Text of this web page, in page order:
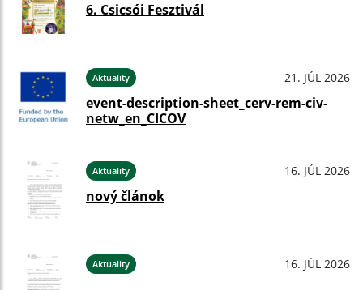
6. Csicsói Fesztivál
Aktuality 21. JÚL 2026
event-description-sheet_cerv-rem-civ-
netw_en_CICOV
Aktuality 16. JÚL 2026
nový článok
Aktuality 16. JÚL 2026